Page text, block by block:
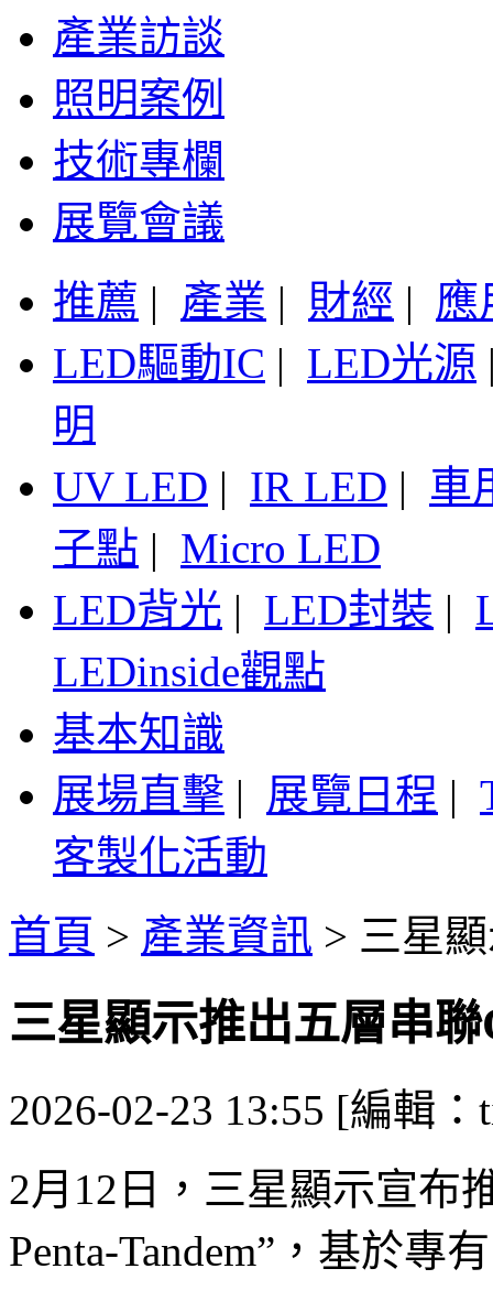
產業訪談
照明案例
技術專欄
展覽會議
推薦 | 產業 | 財經 | 應
LED驅動IC | LED光源
明
UV LED | IR LED | 車
子點 | Micro LED
LED背光 | LED封裝 |
LEDinside觀點
基本知識
展場直擊 | 展覽日程 |
客製化活動
首頁 > 產業資訊 > 三星
三星顯示推出五層串
2026-02-23 13:55 [編輯：
2月12日，三星顯示宣布
Penta-Tandem”，基於專